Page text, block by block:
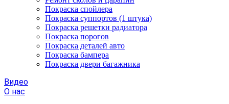
Покраска спойлера
Покраска суппортов (1 штука)
Покраска решетки радиатора
Покраска порогов
Покраска деталей авто
Покраска бампера
Покраска двери багажника
Видео
О нас